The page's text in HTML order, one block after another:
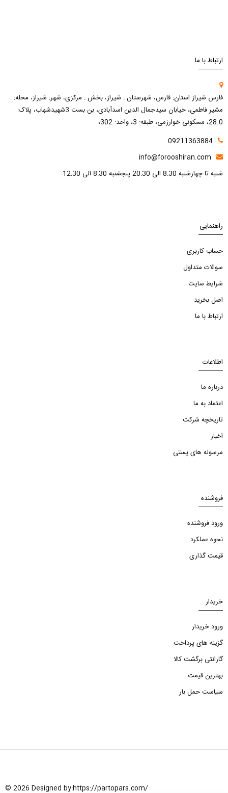
ارتباط با ما
فارس شیراز استان: فارس، شهرستان : شیراز، بخش : مرکزی، شهر: شیراز، محله:
مشیر فاطمی، خیابان سیدجمال الدین اسدآبادی، بن بست 3شهیدشهاب، پلاک:
28.0، مسکونی خوارزمی، طبقه: 3، واحد: 302،
09211363884
info@forooshiran.com
شنبه تا چهارشنبه 8:30 الی 20:30 پنجشنبه 8:30 الی 12:30
راهنمایی
حساب کاربری
سوالات متداول
شرایط سایت
اصل بخرید
ارتباط با ما
اطلاعات
درباره ما
اعتماد به ما
تاریخچه شرکت
اخبار
مرسوله های پستی
فروشنده
ورود فروشنده
نحوه عملکرد
قیمت گذاری
خریدار
ورود خریدار
گزینه های پرداخت
گارانتی برگشت کالا
بهترین قیمت
سیاست حمل بار
© 2026 Designed by:https://partopars.com/